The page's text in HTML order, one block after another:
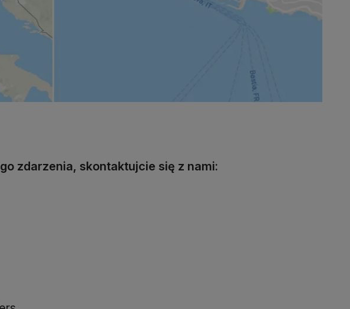
zdarzenia, skontaktujcie się z nami: